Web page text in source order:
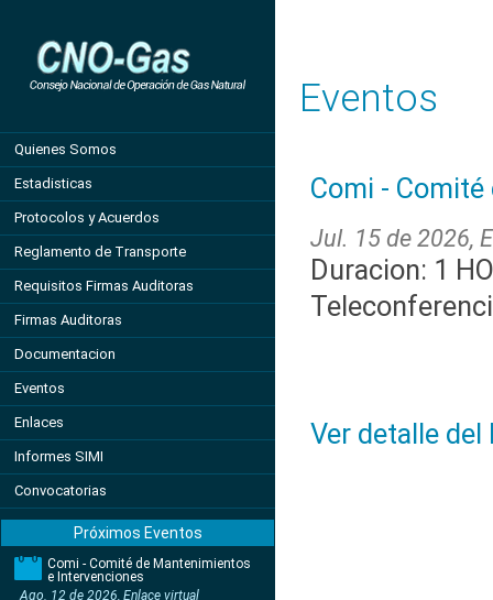
Quienes Somos
Estadisticas
Protocolos y Acuerdos
Reglamento de Transporte
Requisitos Firmas Auditoras
Firmas Auditoras
Documentacion
Eventos
Enlaces
Informes SIMI
Convocatorias
Próximos Eventos
Comi - Comité de Mantenimientos
e Intervenciones
Ago. 12 de 2026, Enlace virtual
Eventos
Comi -
Jul. 15 de 2026,
Duracion: 1
Ver detalle del